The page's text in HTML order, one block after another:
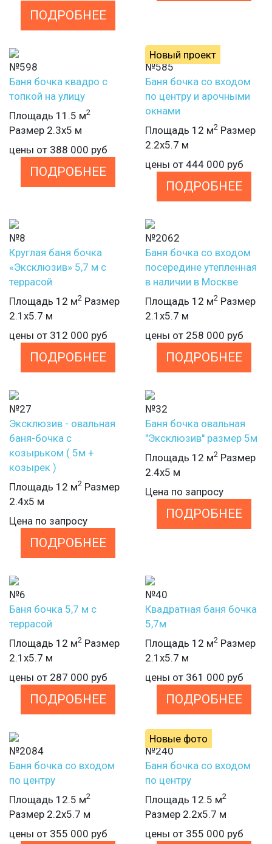
ПОДРОБНЕЕ
№598
Баня бочка квадро с
топкой на улицу
Площадь 11.5 м2
Размер 2.3х5 м
цены от 388 000 руб
ПОДРОБНЕЕ
№585
Новый проект
Баня бочка со входом
по центру и арочными
окнами
Площадь 12 м2 Размер
2.2х5.7 м
цены от 444 000 руб
ПОДРОБНЕЕ
№8
Круглая баня бочка
«Эксклюзив» 5,7 м с
террасой
Площадь 12 м2 Размер
2.1х5.7 м
цены от 312 000 руб
ПОДРОБНЕЕ
№2062
Баня бочка со входом
посередине утепленная
в наличии в Москве
Площадь 12 м2 Размер
2.1х5.7 м
цены от 258 000 руб
ПОДРОБНЕЕ
№27
Эксклюзив - овальная
баня-бочка с
козырьком ( 5м +
козырек )
Площадь 12 м2 Размер
2.4х5 м
Цена по запросу
ПОДРОБНЕЕ
№32
Баня бочка овальная
"Эксклюзив" размер 5м
Площадь 12 м2 Размер
2.4х5 м
Цена по запросу
ПОДРОБНЕЕ
№6
Баня бочка 5,7 м с
террасой
Площадь 12 м2 Размер
2.1х5.7 м
цены от 287 000 руб
ПОДРОБНЕЕ
№40
Квадратная баня бочка
5,7м
Площадь 12 м2 Размер
2.1х5.7 м
цены от 361 000 руб
ПОДРОБНЕЕ
№2084
Баня бочка со входом
по центру
Площадь 12.5 м2
Размер 2.2х5.7 м
цены от 355 000 руб
№240
Новые фото
Баня бочка со входом
по центру
Площадь 12.5 м2
Размер 2.2х5.7 м
цены от 355 000 руб